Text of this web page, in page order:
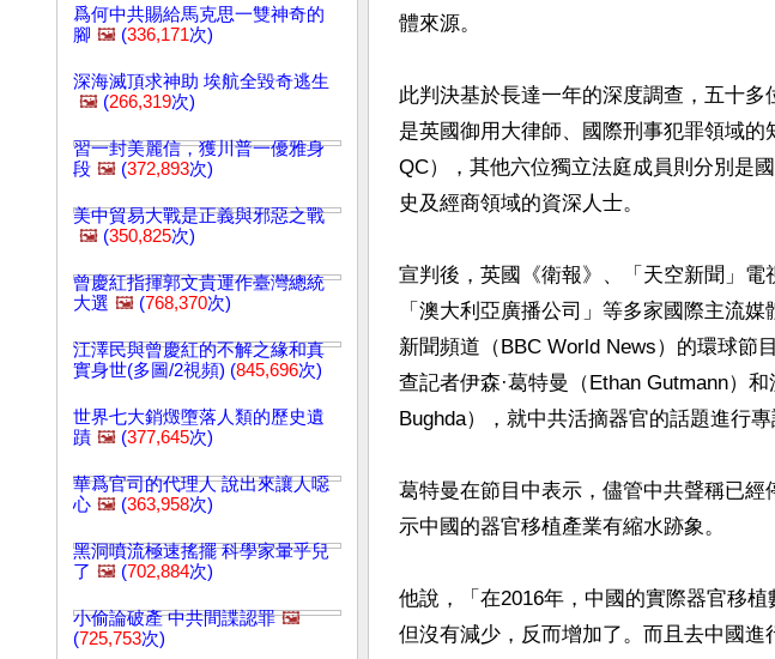
爲何中共賜給馬克思一雙神奇的
腳 🖼️ (336,171次)
深海滅頂求神助 埃航全毀奇逃生
🖼️ (266,319次)
習一封美麗信，獲川普一優雅身
段 🖼️ (372,893次)
美中貿易大戰是正義與邪惡之戰
🖼️ (350,825次)
曾慶紅指揮郭文貴運作臺灣總統
大選 🖼️ (768,370次)
江澤民與曾慶紅的不解之緣和真
實身世(多圖/2視頻) (845,696次)
世界七大銷燬墮落人類的歷史遺
蹟 🖼️ (377,645次)
華爲官司的代理人 說出來讓人噁
心 🖼️ (363,958次)
黑洞噴流極速搖擺 科學家暈乎兒
了 🖼️ (702,884次)
小偷論破產 中共間諜認罪 🖼️
(725,753次)
體來源。
此判決基於長達一年的深度調查，五十
是英國御用大律師、國際刑事犯罪領域
QC），其他六位獨立法庭成員則分別是
史及經商領域的資深人士。
宣判後，英國《衛報》、「天空新聞」電
「澳大利亞廣播公司」等多家國際主流
新聞頻道（BBC World News）的環球節
查記者伊森·葛特曼（Ethan Gutmann）
Bughda），就中共活摘器官的話題進行專
葛特曼在節目中表示，儘管中共聲稱已
示中國的器官移植產業有縮水跡象。
他說，「在2016年，中國的實際器官移
但沒有減少，反而增加了。而且去中國進